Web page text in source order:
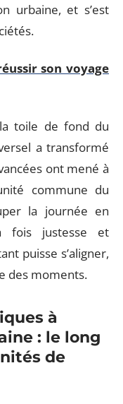
urbaine, et s’est
son voyage
toile de fond du
a transformé
ont mené à
commune du
la journée en
fois justesse et
puisse s’aligner,
des moments.
à
: le long
de